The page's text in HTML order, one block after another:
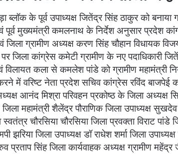
के पूर्व उपाध्यक्ष जितेंद्र सिंह ठाकुर को बनाया
पूर्व मुख्यमंत्री कमलनाथ के निर्देश अनुसार प्रदेश
जिला ग्रामीण अध्यक्ष करण सिंह चौहान विधायक
पर जिला कांग्रेस कमेटी ग्रामीण के नए पदाधिकारी
विलायत कला से कमलेश पांडे को ग्रामीण महामंत्री
में वरिष्ट नेता प्रदेश सचिव कांग्रेस रविंद बाजपेई
आनंद मिश्रा परिवहन प्रकोष्ठ के जिला अध्यक्ष
जिला महामंत्री शैलेंद्र पौराणिक जिला उपाध्यक्ष
स्वतंत्र चौरसिया चौरसिया जिला प्रवक्ता विराट
झरिया जिला उपाध्यक्ष डॉ राधेश शर्मा जिला
प्रताप सिंह जिला कार्यवाहक अध्यक्ष ग्रामीण